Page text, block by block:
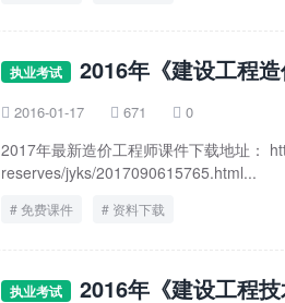
执业考试 2016年《建设工程
 2016-01-17  671  0
2017年最新造价工程师课件下载地址：
reserves/jyks/2017090615765.html...
免费课件 资料下载
执业考试 2016年《建设工程